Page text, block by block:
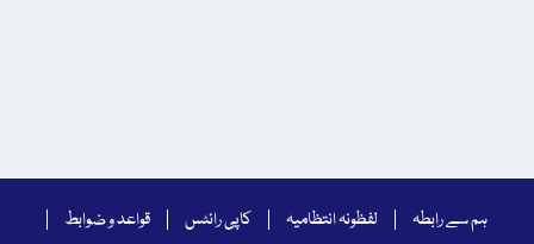
ہم سے رابطہ لفظونہ انتظامیہ کاپی رائٹس
قواعد و ضوابط